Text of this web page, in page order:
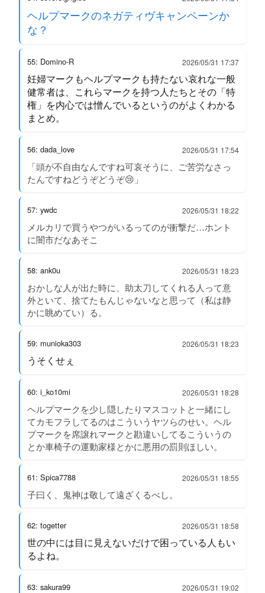
ヘルプマークのネガティヴキャンペーンか
な？
55: Domino-R 2026/05/31 17:37
妊婦マークもヘルプマークも持たない哀れな一般
健常者は、これらマークを持つ人たちとその「特
権」を内心では憎んでいるというのがよくわかる
まとめ。
56: dada_love 2026/05/31 17:54
「頭が不自由なんですね可哀そうに、ご苦労なさっ
たんですねどうぞどうぞ😢」
57: ywdc 2026/05/31 18:22
メルカリで買うやつがいるってのが衝撃だ…ホント
に闇市だなあそこ
58: ank0u 2026/05/31 18:23
おかしな人が出た時に、助太刀してくれる人って意
外といて、捨てたもんじゃないなと思って（私は静
かに眺めてい）る。
59: munioka303 2026/05/31 18:23
うそくせぇ
60: i_ko10mi 2026/05/31 18:28
ヘルプマークを少し隠したりマスコットと一緒にし
てカモフラしてるのはこういうヤツらのせい。ヘル
プマークを席譲れマークと勘違いしてるこういうの
とか車椅子の運動家様とかに悪用の罰則ほしい。
61: Spica7788 2026/05/31 18:55
子曰く、鬼神は敬して遠ざくるべし。
62: togetter 2026/05/31 18:58
世の中には目に見えないだけで困っている人もい
るよね。
63: sakura99 2026/05/31 19:02